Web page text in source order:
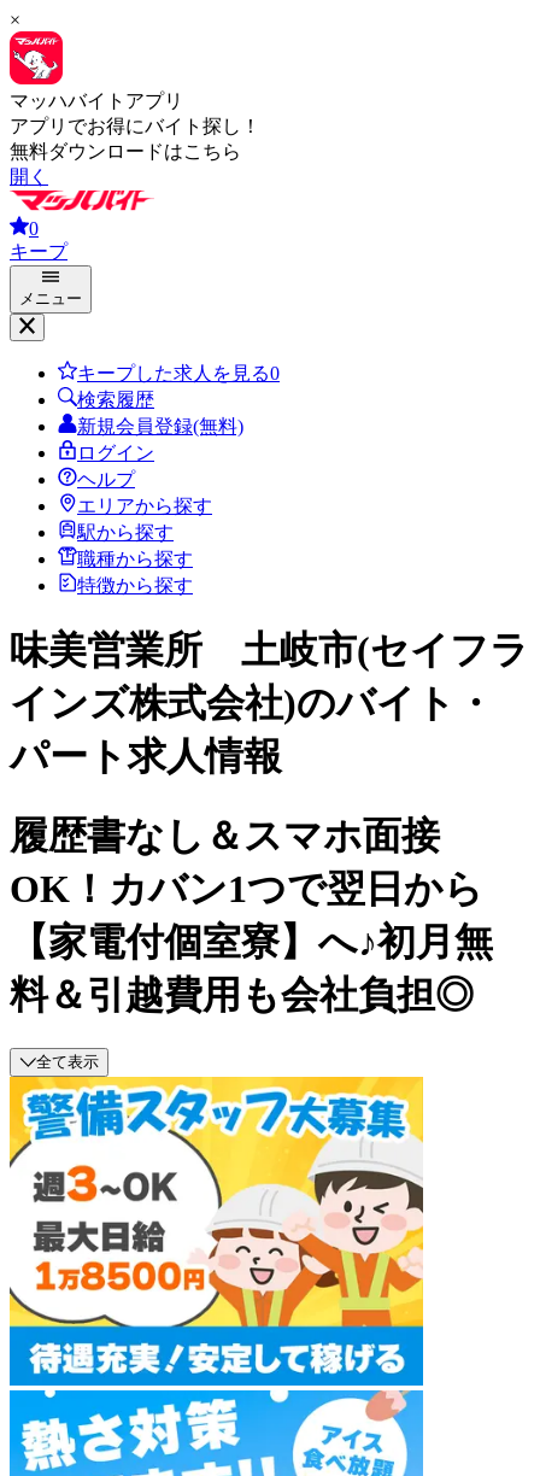
×
マッハバイトアプリ
アプリでお得にバイト探し！
無料ダウンロードはこちら
開く
0
キープ
メニュー
キープした求人を見る0
検索履歴
新規会員登録(無料)
ログイン
ヘルプ
エリアから探す
駅から探す
職種から探す
特徴から探す
味美営業所 土岐市(セイフラ
インズ株式会社)のバイト・
パート求人情報
履歴書なし＆スマホ面接
OK！カバン1つで翌日から
【家電付個室寮】へ♪初月無
料＆引越費用も会社負担◎
全て表示